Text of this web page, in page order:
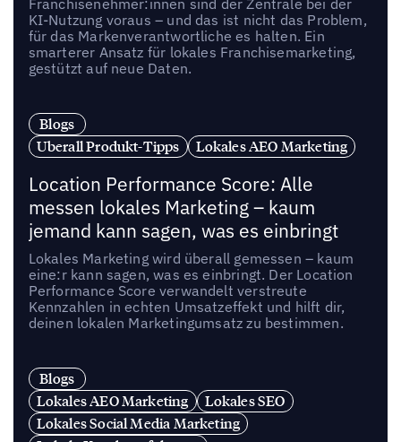
Franchisenehmer:innen sind der Zentrale bei der
KI-Nutzung voraus – und das ist nicht das Problem,
für das Markenverantwortliche es halten. Ein
smarterer Ansatz für lokales Franchisemarketing,
gestützt auf neue Daten.
Blogs
Uberall Produkt-Tipps
Lokales AEO Marketing
Location Performance Score: Alle
messen lokales Marketing – kaum
jemand kann sagen, was es einbringt
Lokales Marketing wird überall gemessen – kaum
eine:r kann sagen, was es einbringt. Der Location
Performance Score verwandelt verstreute
Kennzahlen in echten Umsatzeffekt und hilft dir,
deinen lokalen Marketingumsatz zu bestimmen.
Blogs
Lokales AEO Marketing
Lokales SEO
Lokales Social Media Marketing